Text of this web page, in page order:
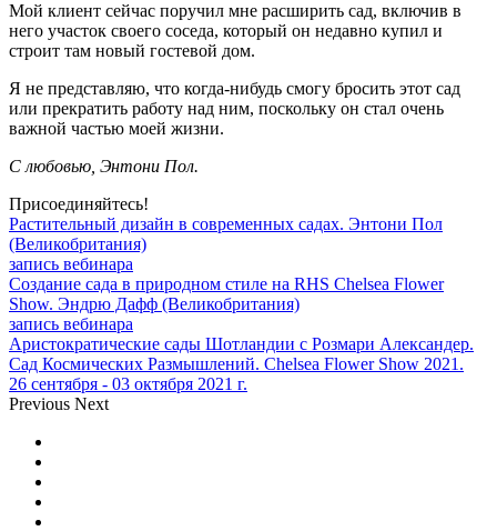
Мой клиент сейчас поручил мне расширить сад, включив в
него участок своего соседа, который он недавно купил и
строит там новый гостевой дом.
Я не представляю, что когда-нибудь смогу бросить этот сад
или прекратить работу над ним, поскольку он стал очень
важной частью моей жизни.
С любовью, Энтони Пол.
Присоединяйтесь!
Растительный дизайн в современных садах. Энтони Пол
(Великобритания)
запись вебинара
Создание сада в природном стиле на RHS Chelsea Flower
Show. Эндрю Дафф (Великобритания)
запись вебинара
Аристократические сады Шотландии с Розмари Александер.
Сад Космических Размышлений. Chelsea Flower Show 2021.
26 сентября - 03 октября 2021 г.
Previous Next